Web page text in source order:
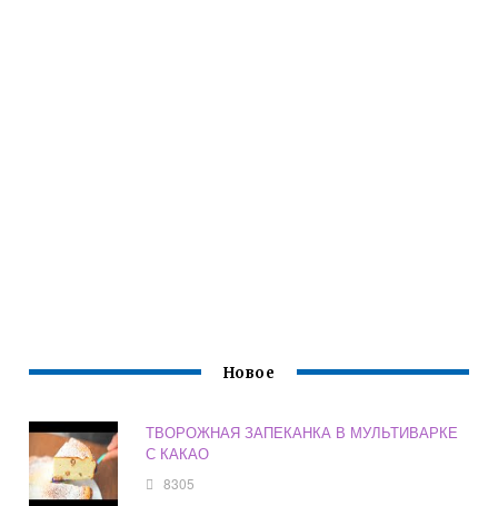
Новое
ТВОРОЖНАЯ ЗАПЕКАНКА В МУЛЬТИВАРКЕ
С КАКАО
8305